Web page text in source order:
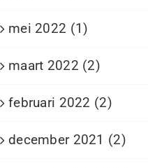
mei 2022 (1)
maart 2022 (2)
februari 2022 (2)
december 2021 (2)